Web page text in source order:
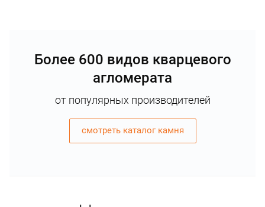
Более 600 видов кварцевого
агломерата
от популярных производителей
смотреть каталог камня